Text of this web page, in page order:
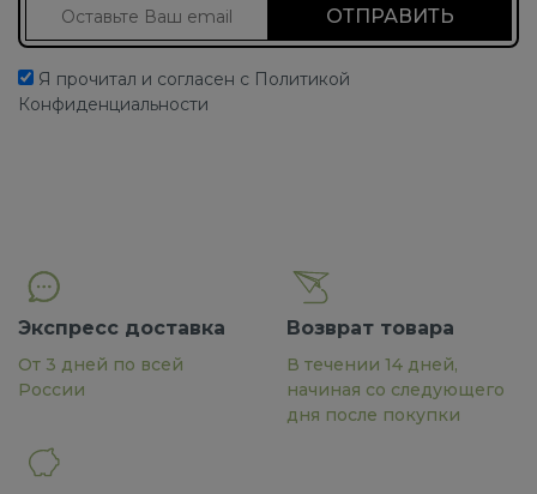
Я прочитал и согласен с Политикой
Конфиденциальности
Экспресс доставка
От 3 дней по всей
России
Возврат товара
В течении 14 дней,
начиная со следующего
дня после покупки